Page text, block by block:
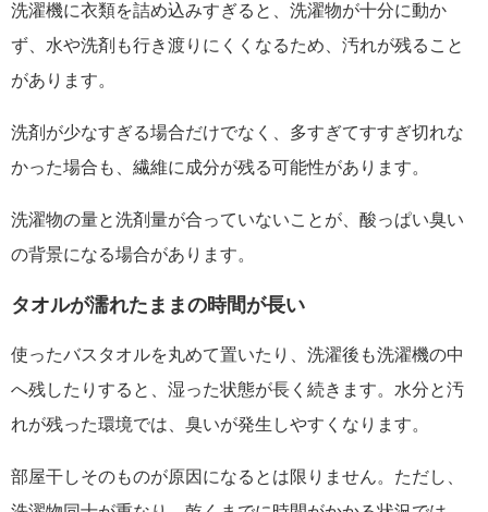
洗濯機に衣類を詰め込みすぎると、洗濯物が十分に動か
ず、水や洗剤も行き渡りにくくなるため、汚れが残ること
があります。
洗剤が少なすぎる場合だけでなく、多すぎてすすぎ切れな
かった場合も、繊維に成分が残る可能性があります。
洗濯物の量と洗剤量が合っていないことが、酸っぱい臭い
の背景になる場合があります。
タオルが濡れたままの時間が長い
使ったバスタオルを丸めて置いたり、洗濯後も洗濯機の中
へ残したりすると、湿った状態が長く続きます。水分と汚
れが残った環境では、臭いが発生しやすくなります。
部屋干しそのものが原因になるとは限りません。ただし、